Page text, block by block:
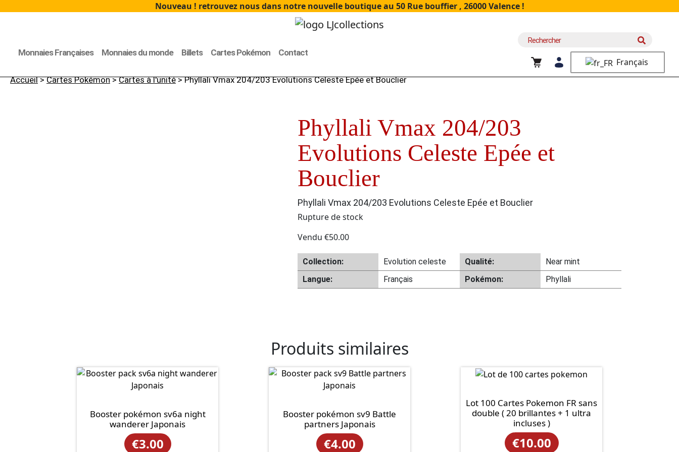
Nouveau ! retrouvez nous dans notre nouvelle boutique au 50 Rue bouffier , 26000 Valence !
Monnaies Françaises Monnaies du monde Billets Cartes Pokémon Contact
Recherche
Français
Accueil>Cartes Pokémon>Cartes à l'unité> Phyllali Vmax 204/203 Evolutions Celeste Epée et Bouclier
Phyllali Vmax 204/203
Evolutions Celeste Epée et
Bouclier
Phyllali Vmax 204/203 Evolutions Celeste Epée et Bouclier
Rupture de stock
Vendu €50.00
Collection: Evolution celeste Qualité:
Near mint
Langue:
Français Pokémon: Phyllali
Produits similaires
Booster pokémon sv6a night
wanderer Japonais
€3.00
Booster pokémon sv9 Battle
partners Japonais
€4.00
Lot 100 Cartes Pokemon FR sans
double ( 20 brillantes + 1 ultra
incluses )
€10.00